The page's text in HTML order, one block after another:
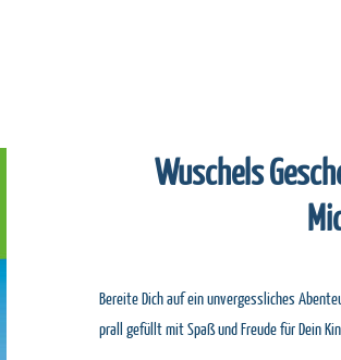
Wuschels
Bereite Dich auf ein unvergessliches
prall gefüllt mit Spaß und Freude für Dein